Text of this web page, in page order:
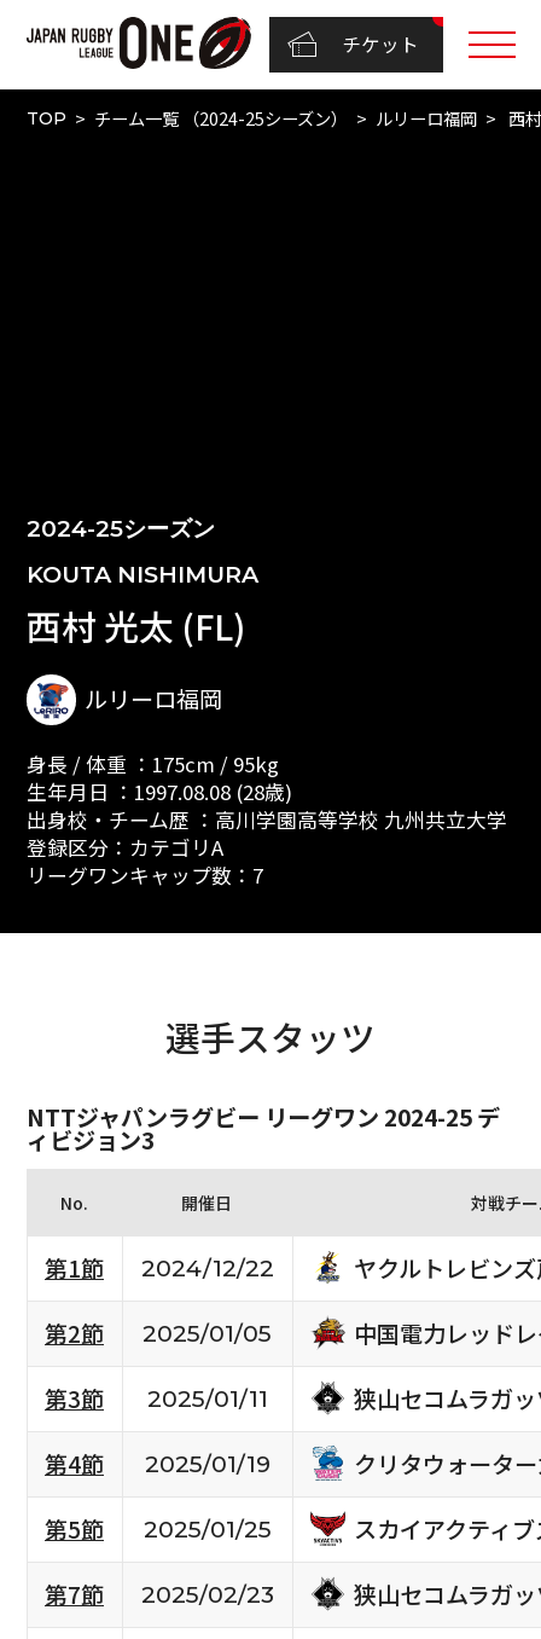
チケット
TOP チーム一覧 （2024-25シーズン） ルリーロ福岡 西
2024-25シーズン
KOUTA NISHIMURA
西村 光太 (FL)
ルリーロ福岡
身長 / 体重 ：175cm / 95kg
生年月日 ：1997.08.08 (28歳)
出身校・チーム歴 ：高川学園高等学校 九州共立大学
登録区分：カテゴリA
リーグワンキャップ数：7
選手スタッツ
NTTジャパンラグビー リーグワン 2024-25 デ
ィビジョン3
No. 開催日 対戦チ
第1節 2024/12/22
ヤクルトレビン
第2節
2025/01/05
中国電力レッド
第3節
2025/01/11
狭山セコムラガ
第4節
2025/01/19
クリタウォータ
第5節
2025/01/25
スカイアクティ
第7節
2025/02/23
狭山セコムラガ